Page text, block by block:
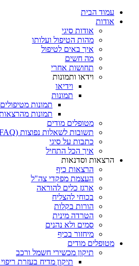
עמוד הבית
אודות
אודות סיגי
מהות הטיפול ועלותו
איך באים לטיפול
מה חשים
תחושות אחרי
וידאו ותמונות
וידיאו
תמונות
תמונות מטיפולים
תמונות
מטופלים מודים
תשובות לשאלות נפוצות (FAQ)
כתבות על סיגי
איך הכל התחיל
הרצאות וסדנאות
הרצאות כיף
העצמת מפקדי צה"ל
ארגז כלים להוראה
בכוחי להצליח
הורות בקלות
הטרדה מינית
סמים ולא נהנים
מיחזור בכיף
מטופלים מודים
תיקון מכשירי חשמל ורכב
תיקון מדיח בעזרת